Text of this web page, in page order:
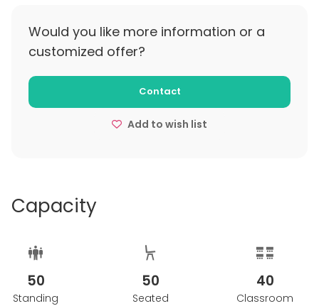
Would you like more information or a
customized offer?
Contact
Add to wish list
Capacity
50
Standing
50
Seated
40
Classroom